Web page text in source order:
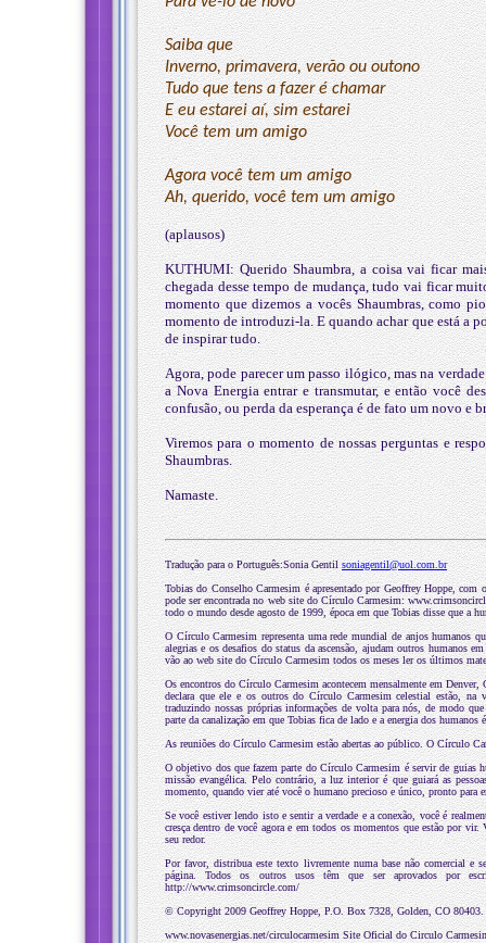
Saiba que
Inverno, primavera, verão ou outono
Tudo que tens a fazer é chamar
E eu estarei aí, sim estarei
Você tem um amigo
Agora você tem um amigo
Ah, querido, você tem um amigo
(aplausos)
KUTHUMI: Querido Shaumbra, a coisa vai ficar
chegada desse tempo de mudança, tudo vai ficar
momento que dizemos a vocês Shaumbras, como
momento de introduzi-la. E quando achar que está a
de inspirar tudo.
Agora, pode parecer um passo ilógico, mas na
a Nova Energia entrar e transmutar, e então você
confusão, ou perda da esperança é de fato um novo e
Viremos para o momento de nossas perguntas e
Shaumbras.
Namaste.
Tradução para o Português:Sonia Gentilsoniagentil@uol.com.br
Tobias do Conselho Carmesim é apresentado por Geoffrey Hoppe,
pode ser encontrada no web site do Círculo Carmesim:
todo o mundo desde agosto de 1999, época em que Tobias disse que a
O Círculo Carmesim representa uma rede mundial de anjos humanos
alegrias e os desafios do status da ascensão, ajudam outros humanos
vão ao web site do Círculo Carmesim todos os meses ler os últimos
Os encontros do Círculo Carmesim acontecem mensalmente em Denver,
declara que ele e os outros do Círculo Carmesim celestial estão, na
traduzindo nossas próprias informações de volta para nós, de modo
parte da canalização em que Tobias fica de lado e a energia dos
As reuniões do Círculo Carmesim estão abertas ao público. O Círculo
O objetivo dos que fazem parte do Círculo Carmesim é servir de guias
missão evangélica. Pelo contrário, a luz interior é que guiará as
momento, quando vier até você o humano precioso e único, pronto para
Se você estiver lendo isto e sentir a verdade e a conexão, você é
cresça dentro de você agora e em todos os momentos que estão por
seu redor.
Por favor, distribua este texto livremente numa base não comercial e
página. Todos os outros usos têm que ser aprovados por
http://www.crimsoncircle.com/
© Copyright 2009 Geoffrey Hoppe, P.O. Box 7328, Golden, CO 80403.
www.novasenergias.net/circulocarmesim Site Oficial do Circulo